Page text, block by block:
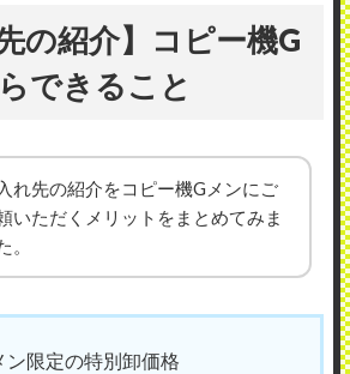
の紹介】コピー機G
できること
れ先の紹介をコピー機Gメンにご
いただくメリットをまとめてみま
。
ン限定の特別卸価格